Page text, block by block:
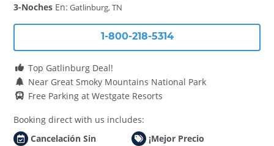
3-Noches En: Gatlinburg, TN
1-800-218-5314
Top Gatlinburg Deal!
Near Great Smoky Mountains National Park
Free Parking at Westgate Resorts
Booking direct with us includes:
Cancelación Sin
¡Mejor Precio